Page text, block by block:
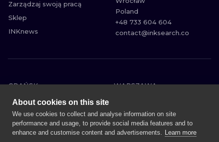
Zarządzaj swoją pracą
Sklep
INKnews
Poland
+48 733 604 604
contact@inksearch.co
GDAŃSK
WARSZAWA
POZNAŃ
KATOWICE
WROCŁAW
ŁÓDŹ
BERLIN
About cookies on this site
We use cookies to collect and analyse information on site
performance and usage, to provide social media features and to
enhance and customise content and advertisements. Learn more